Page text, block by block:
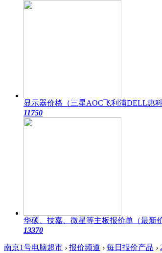
显示器价格（三星AOC飞利浦DELL惠
11750
华硕、技嘉、微星等主板报价单（最新
13370
南京1号电脑超市 › 报价频道 › 每日报价产品 ›